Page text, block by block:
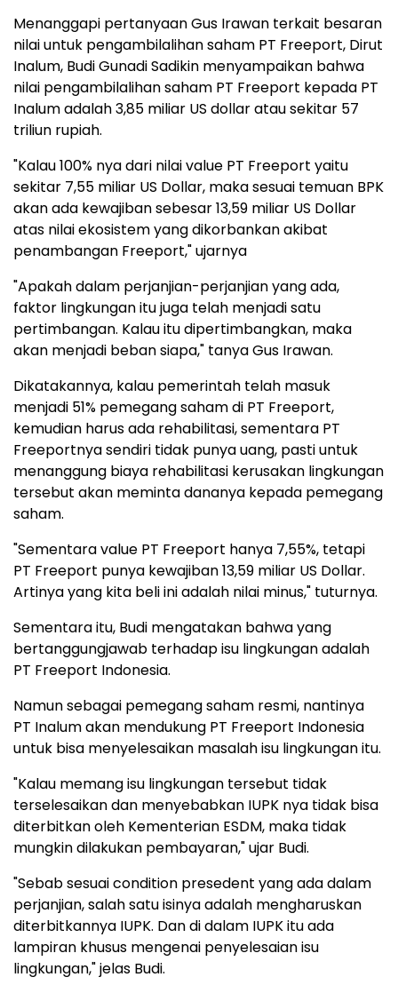
Menanggapi pertanyaan Gus Irawan terkait besaran
nilai untuk pengambilalihan saham PT Freeport, Dirut
Inalum, Budi Gunadi Sadikin menyampaikan bahwa
nilai pengambilalihan saham PT Freeport kepada PT
Inalum adalah 3,85 miliar US dollar atau sekitar 57
triliun rupiah.
"Kalau 100% nya dari nilai value PT Freeport yaitu
sekitar 7,55 miliar US Dollar, maka sesuai temuan BPK
akan ada kewajiban sebesar 13,59 miliar US Dollar
atas nilai ekosistem yang dikorbankan akibat
penambangan Freeport," ujarnya
"Apakah dalam perjanjian-perjanjian yang ada,
faktor lingkungan itu juga telah menjadi satu
pertimbangan. Kalau itu dipertimbangkan, maka
akan menjadi beban siapa," tanya Gus Irawan.
Dikatakannya, kalau pemerintah telah masuk
menjadi 51% pemegang saham di PT Freeport,
kemudian harus ada rehabilitasi, sementara PT
Freeportnya sendiri tidak punya uang, pasti untuk
menanggung biaya rehabilitasi kerusakan lingkungan
tersebut akan meminta dananya kepada pemegang
saham.
"Sementara value PT Freeport hanya 7,55%, tetapi
PT Freeport punya kewajiban 13,59 miliar US Dollar.
Artinya yang kita beli ini adalah nilai minus," tuturnya.
Sementara itu, Budi mengatakan bahwa yang
bertanggungjawab terhadap isu lingkungan adalah
PT Freeport Indonesia.
Namun sebagai pemegang saham resmi, nantinya
PT Inalum akan mendukung PT Freeport Indonesia
untuk bisa menyelesaikan masalah isu lingkungan itu.
"Kalau memang isu lingkungan tersebut tidak
terselesaikan dan menyebabkan IUPK nya tidak bisa
diterbitkan oleh Kementerian ESDM, maka tidak
mungkin dilakukan pembayaran," ujar Budi.
"Sebab sesuai condition presedent yang ada dalam
perjanjian, salah satu isinya adalah mengharuskan
diterbitkannya IUPK. Dan di dalam IUPK itu ada
lampiran khusus mengenai penyelesaian isu
lingkungan," jelas Budi.